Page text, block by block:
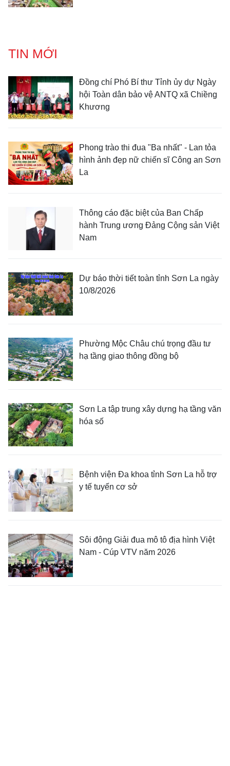
TIN MỚI
Đồng chí Phó Bí thư Tỉnh ủy dự Ngày
hội Toàn dân bảo vệ ANTQ xã Chiềng
Khương
Phong trào thi đua "Ba nhất" - Lan tỏa
hình ảnh đẹp nữ chiến sĩ Công an Sơn
La
Thông cáo đặc biệt của Ban Chấp
hành Trung ương Đảng Cộng sản Việt
Nam
Dự báo thời tiết toàn tỉnh Sơn La ngày
10/8/2026
Phường Mộc Châu chú trọng đầu tư
hạ tầng giao thông đồng bộ
Sơn La tập trung xây dựng hạ tầng văn
hóa số
Bệnh viện Đa khoa tỉnh Sơn La hỗ trợ
y tế tuyến cơ sở
Sôi động Giải đua mô tô địa hình Việt
Nam - Cúp VTV năm 2026